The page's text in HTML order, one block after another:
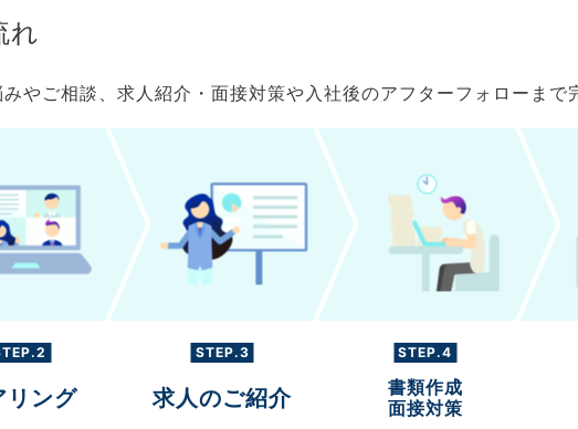
れ
やご相談、求人紹介・面接対策や入社後のアフターフォローまで
リング
STEP.3
求人のご紹介
STEP.4
書類作成
面接対策